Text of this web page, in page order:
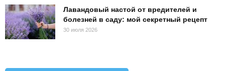
Лавандовый настой от вредителей и
болезней в саду: мой секретный рецепт
30 июля 2026